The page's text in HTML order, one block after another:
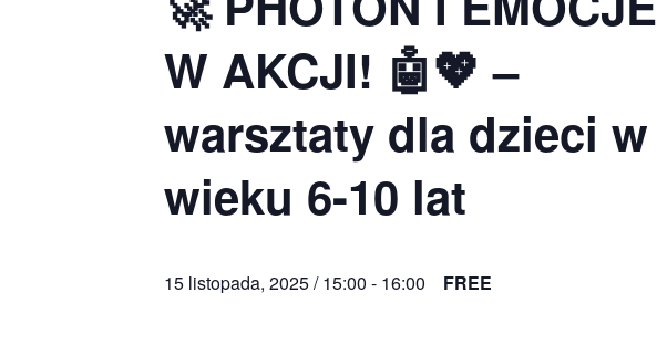
W AKCJI! 🤖💖 –
warsztaty dla dzieci w
wieku 6-10 lat
15 listopada, 2025 / 15:00 - 16:00 FREE